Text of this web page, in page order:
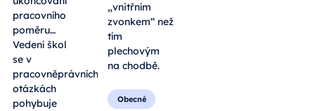
pracovního
poměru…
Vedení škol
se v
pracovněprávních
otázkách
pohybuje
„vnitřním
zvonkem“ než
tím
plechovým
na chodbě.
Obecné